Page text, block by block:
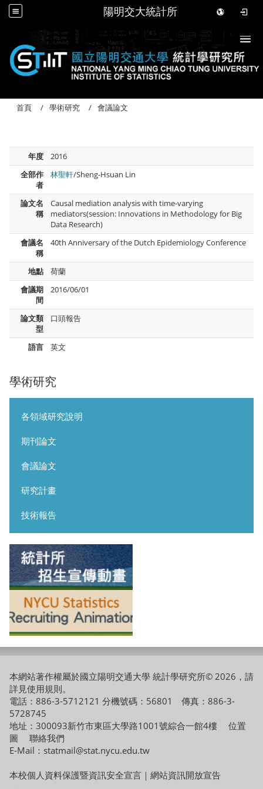
陽明交大統計所
學術研究
各領域研究說明
期刊論文
會議論文
研究計畫
技術報告
首頁 學術研究 會議論文
年度
2016
全部作
者
林聖軒/Sheng-Hsuan Lin
論文名
稱
Causal mediation analysis with time-varying
mediators(session: Innovations in Methodology for Big
Data Research)
會議名
稱
40th Anniversary of the Dutch Epidemiology Conference
地點
荷蘭
會議期
間
2016/06/01
論文類
型
口頭報告
語言 英文
本網站著作權屬於國立陽明交通大學 統計學研究所© 2026，請
詳見使用規則。
電話：886-3-5712121 分機號碼：56801 傳真：886-3-
5728745
地址：300093新竹市東區大學路1001號綜合一館4樓 位置
圖
聯絡我們
E-Mail：statmail@stat.nycu.edu.tw
本校個人資料保護暨資訊安全宣言 ｜ 網站資訊開放宣告